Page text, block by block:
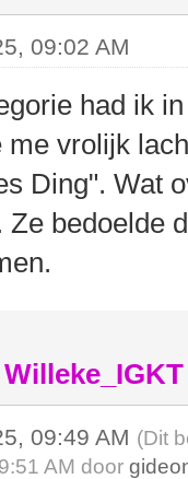
09:02 AM
had ik
me vrolijk
Ding". Wat
Ze bedoelde
Willeke_IGKT
09:49 AM (Dit
AM door